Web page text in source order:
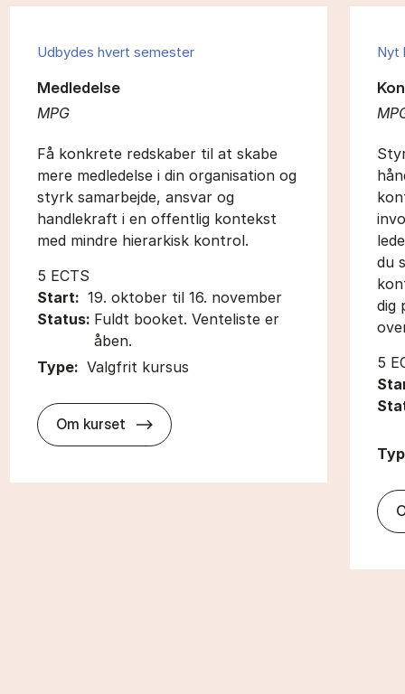
Udbydes hvert semester
MPG
Medledelse
Få konkrete redskaber til at skabe
mere medledelse i din organisation og
styrk samarbejde, ansvar og
handlekraft i en offentlig kontekst
med mindre hierarkisk kontrol.
5 ECTS
Start: 19. oktober til 16. november
Status: Fuldt booket. Venteliste er
åben.
Type: Valgfrit kursus
Om kurset about
Nyt
du
dig
5